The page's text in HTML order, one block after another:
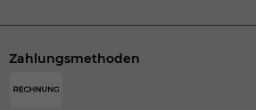
Zahlungsmethoden